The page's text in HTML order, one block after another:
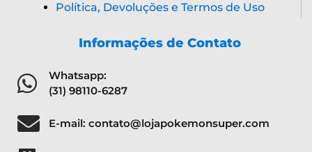
Política, Devoluções e Termos de Uso
Informações de Contato
Whatsapp:
(31) 98110-6287
E-mail: contato@lojapokemonsuper.com